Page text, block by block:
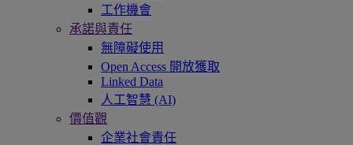
工作機會
承諾與責任
無障礙使用
Open Access 開放獲取
Linked Data
人工智慧 (AI)
價值觀
企業社會責任